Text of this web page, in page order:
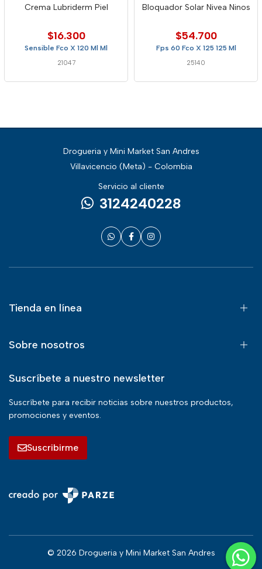
Crema Lubriderm Piel
$16.300
Sensible Fco X 120 Ml Ml
21047
Bloquador Solar Nivea Ninos
$54.700
Fps 60 Fco X 125 125 Ml
25140
Drogueria y Mini Market San Andres
Villavicencio (Meta) - Colombia
Servicio al cliente
3124240228
Tienda en línea
Sobre nosotros
Suscríbete a nuestro newsletter
Suscríbete para recibir noticias sobre nuestros productos,
promociones y eventos.
Suscribirme
© 2026 Drogueria y Mini Market San Andres